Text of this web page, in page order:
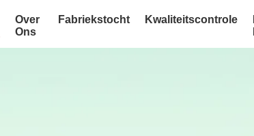
Over
Ons
Fabriekstocht Kwaliteitscontrole